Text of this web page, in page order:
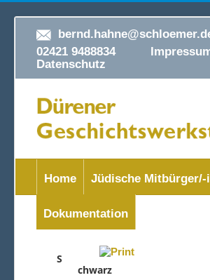
02421 9488834
Datenschutz
Home Jüdische Mitbürger/-
Dokumentation
S
chwarz